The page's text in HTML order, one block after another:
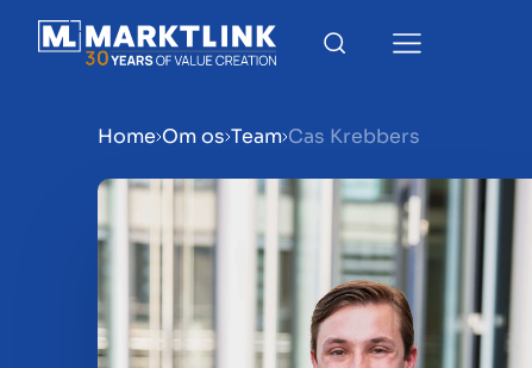
Menu
Gør virksomhed klar til salg
Home Om os Team Cas Krebbers